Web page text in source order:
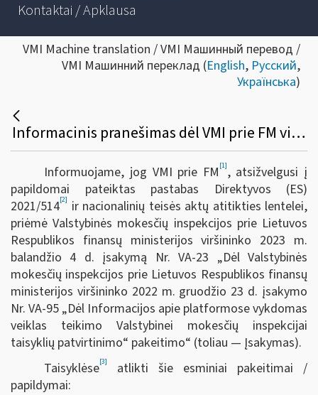
Kontaktai / Apklausa
VMI Machine translation / VMI Машинный перевод /
VMI Машинний переклад (English, Русский,
Українська)
Informacinis pranešimas dėl VMI prie FM viršininko 2023 m. balandžio 4 d. įsakymo Nr. VA-23 „Dėl VMI prie FM viršininko 2022 m. gruodžio 23 d. įsakymo Nr. VA-95 „Dėl informacijos apie platformose vykdomas veiklas teikimo VMI taisyklių patvirtinimo“ pakeitimo“
Informuojame, jog VMI prie FM [1], atsižvelgusi į
papildomai pateiktas pastabas Direktyvos (ES)
2021/514[2] ir nacionalinių teisės aktų atitikties lentelei,
priėmė Valstybinės mokesčių inspekcijos prie Lietuvos
Respublikos finansų ministerijos viršininko 2023 m.
balandžio 4 d. įsakymą Nr. VA-23 „Dėl Valstybinės
mokesčių inspekcijos prie Lietuvos Respublikos finansų
ministerijos viršininko 2022 m. gruodžio 23 d. įsakymo
Nr. VA-95 „Dėl Informacijos apie platformose vykdomas
veiklas teikimo Valstybinei mokesčių inspekcijai
taisyklių patvirtinimo“ pakeitimo“ (toliau — Įsakymas).
Taisyklėse[3]
atlikti šie esminiai pakeitimai /
papildymai: